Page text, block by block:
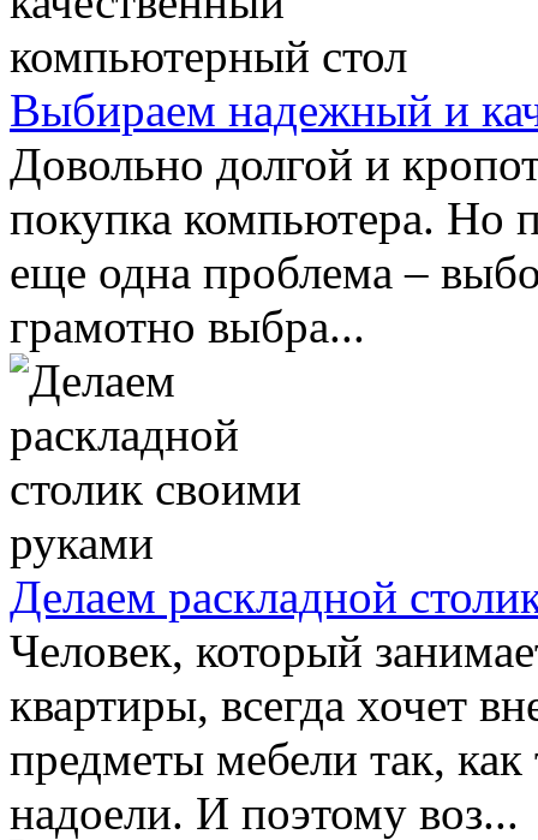
Выбираем надежный и
Довольно долгой и
покупка компьютера. Но
еще одна проблема –
грамотно выбра...
Делаем раскладной
Человек, который
квартиры, всегда хочет
предметы мебели так,
надоели. И поэтому воз...